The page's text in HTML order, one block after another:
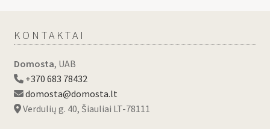
KONTAKTAI
Domosta, UAB
+370 683 78432
domosta@domosta.lt
Verdulių g. 40, Šiauliai LT-78111